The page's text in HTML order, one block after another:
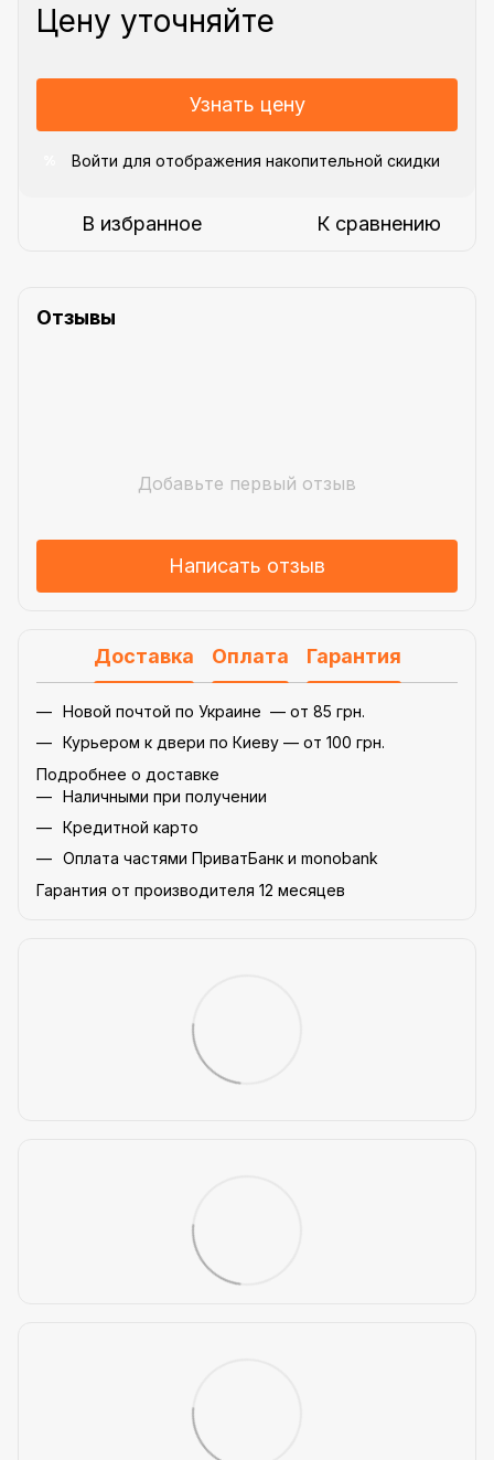
Цену уточняйте
Узнать цену
Войти для отображения накопительной скидки
В избранное К сравнению
Отзывы
Добавьте первый отзыв
Написать отзыв
Доставка Оплата Гарантия
Новой почтой по Украине — от 85 грн.
Курьером к двери по Киеву — от 100 грн.
Подробнее о доставке
Наличными при получении
Кредитной карто
Оплата частями ПриватБанк и monobank
Гарантия от производителя 12 месяцев